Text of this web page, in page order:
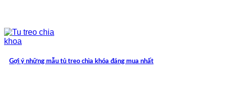
Gợi ý những mẫu tủ treo chìa khóa đáng mua nhất